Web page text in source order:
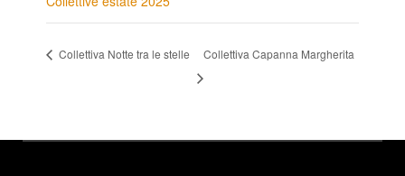
Collettiva Notte tra le stelle Collettiva Capanna Margherita